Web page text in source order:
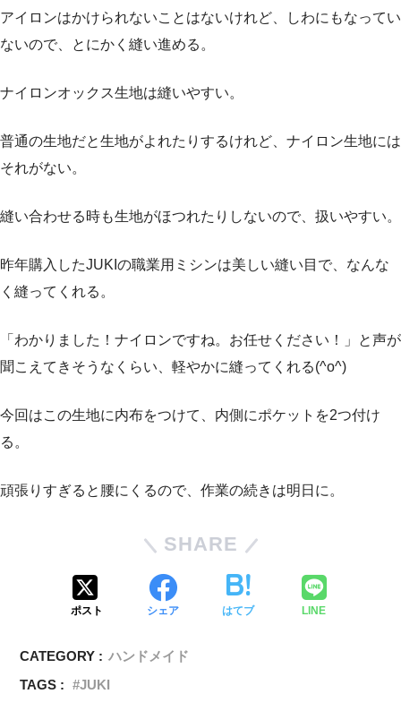
アイロンはかけられないことはないけれど、しわにもなってい
ないので、とにかく縫い進める。
ナイロンオックス生地は縫いやすい。
普通の生地だと生地がよれたりするけれど、ナイロン生地には
それがない。
縫い合わせる時も生地がほつれたりしないので、扱いやすい。
昨年購入したJUKIの職業用ミシンは美しい縫い目で、なんな
く縫ってくれる。
「わかりました！ナイロンですね。お任せください！」と声が
聞こえてきそうなくらい、軽やかに縫ってくれる(^o^)
今回はこの生地に内布をつけて、内側にポケットを2つ付け
る。
頑張りすぎると腰にくるので、作業の続きは明日に。
SHARE
ポスト シェア はてブ LINE
CATEGORY : ハンドメイド
TAGS :
JUKI